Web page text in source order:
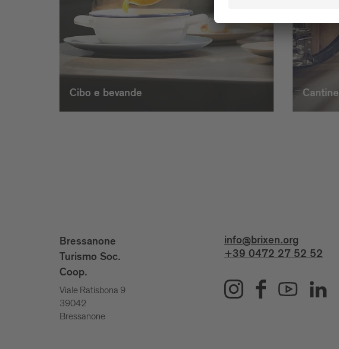
Cibo e bevande Cantine
Bressanone
Turismo Soc.
Coop.
Viale Ratisbona 9
39042
Bressanone
info@brixen.org
+39 0472 27 52 52